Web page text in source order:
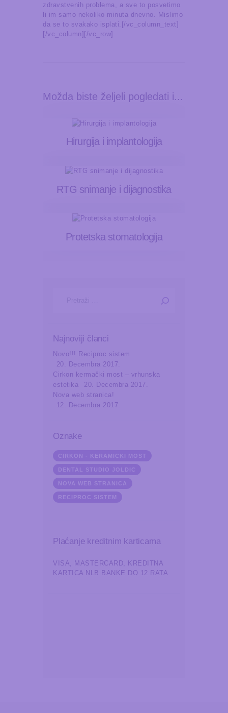
zdravstvenih problema, a sve to posvetimo
li im samo nekoliko minuta dnevno. Mislimo
da se to svakako isplati.[/vc_column_text]
[/vc_column][/vc_row]
Možda biste željeli pogledati i...
Hirurgija i implantologija
RTG snimanje i dijagnostika
Protetska stomatologija
Najnoviji članci
Novo!!! Reciproc sistem
20. Decembra 2017.
Cirkon kermački most – vrhunska
estetika
20. Decembra 2017.
Nova web stranica!
12. Decembra 2017.
Oznake
CIRKON - KERAMICKI MOST
DENTAL STUDIO JOLDIC
NOVA WEB STRANICA
RECIPROC SISTEM
Plaćanje kreditnim karticama
VISA, MASTERCARD, KREDITNA
KARTICA NLB BANKE DO 12 RATA